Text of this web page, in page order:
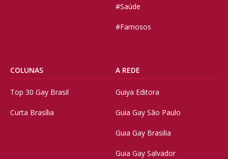
#Saúde
#Famosos
COLUNAS
Top 30 Gay Brasil
Curta Brasília
A REDE
Guiya Editora
Guia Gay São Paulo
Guia Gay Brasilia
Guia Gay Salvador